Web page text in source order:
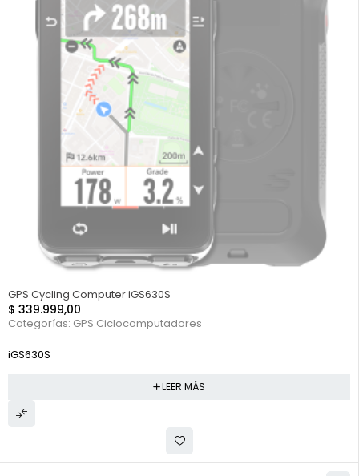
GPS Cycling Computer iGS630S
$ 339.999,00
Categorías: GPS Ciclocomputadores
iGS630S
LEER MÁS